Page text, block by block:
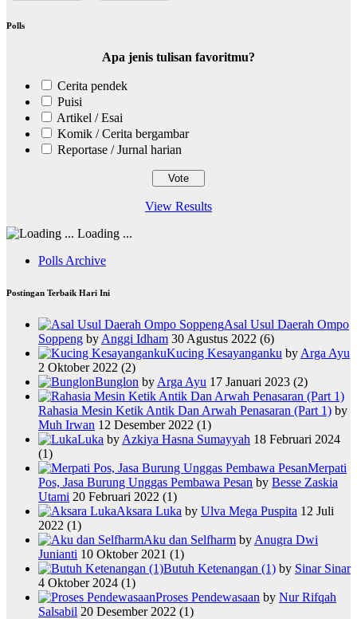
Polls
Apa jenis tulisan favoritmu?
Cerita pendek
Puisi
Artikel / Esai
Komik / Cerita bergambar
Reportase / Jurnal harian
View Results
Loading ...
Polls Archive
Postingan Terbaik Hari Ini
Asal Usul Daerah Ompo
Soppeng by Anggi Idham 30 Agustus 2022 (6)
Kucing Kesayanganku by Arga Ayu
2 Oktober 2022 (2)
Bunglon by Arga Ayu 17 Januari 2023 (2)
Rahasia Mesin Ketik Antik Dan Arwah Penasaran (Part 1) by
Muh Irwan 12 Desember 2022 (1)
Luka by Azkiya Hasna Sumayyah 18 Februari 2024
(1)
Merpati
Pos, Jasa Burung Unggas Pembawa Pesan by Besse Zaskia
Utami 20 Februari 2022 (1)
Aksara Luka by Ulva Mega Puspita 12 Juli
2022 (1)
Aku dan Selfharm by Anugra Dwi
Junianti 10 Oktober 2021 (1)
Butuh Ketenangan (1) by Sinar Sinar
4 Oktober 2024 (1)
Proses Pendewasaan by Nur Rifqah
Salsabil 20 Desember 2022 (1)